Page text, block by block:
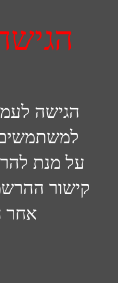
הגישה
על מנת
קישור
אחר